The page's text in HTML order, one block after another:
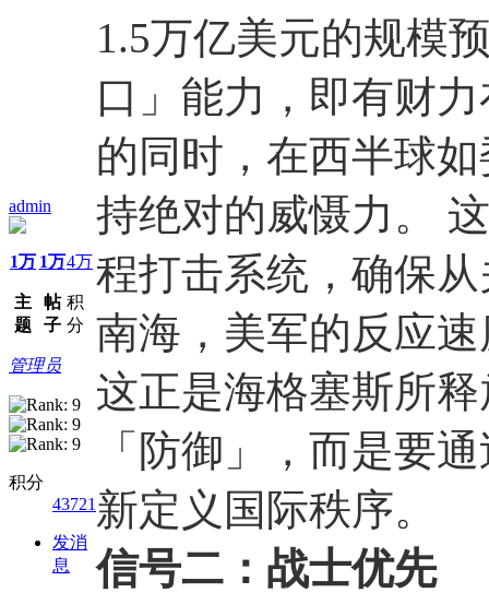
admin
1万
主
题
1万
帖
子
4万
积
分
管理员
积分
43721
发消
息
1.5万亿美元的规模
口」能力，即有财
的同时，在西半球
持绝对的威慑力。
程打击系统，确保
南海，美军的反应
这正是海格塞斯所
「防御」，而是要
新定义国际秩序。
信号二：战士优先